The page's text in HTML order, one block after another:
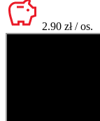
2.90 zł / os.